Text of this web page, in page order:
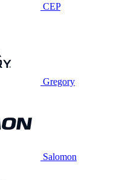
CEP
Gregory
Salomon